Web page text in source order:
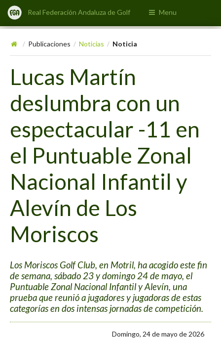
Real Federación Andaluza de Golf Menu
/ Publicaciones / Noticias / Noticia
Lucas Martín
deslumbra con un
espectacular -11 en
el Puntuable Zonal
Nacional Infantil y
Alevín de Los
Moriscos
Los Moriscos Golf Club, en Motril, ha acogido este fin
de semana, sábado 23 y domingo 24 de mayo, el
Puntuable Zonal Nacional Infantil y Alevín, una
prueba que reunió a jugadores y jugadoras de estas
categorías en dos intensas jornadas de competición.
Domingo, 24 de mayo de 2026